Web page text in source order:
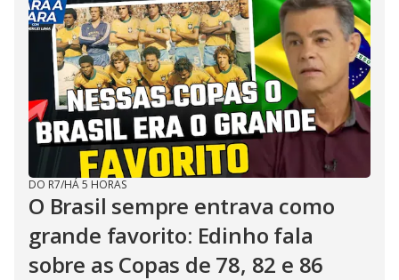
DO R7/HÁ 5 HORAS
O Brasil sempre entrava como
grande favorito: Edinho fala
sobre as Copas de 78, 82 e 86